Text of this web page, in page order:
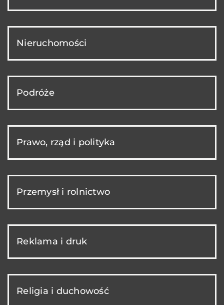
Nieruchomości
Podróże
Prawo, rząd i polityka
Przemysł i rolnictwo
Reklama i druk
Religia i duchowość